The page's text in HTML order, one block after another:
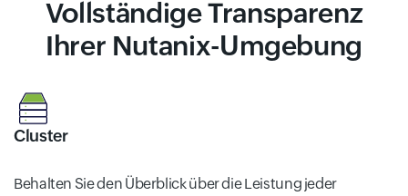
Vollständige Transparenz
Ihrer Nutanix-Umgebung
Cluster
Behalten Sie den Überblick über die Leistung jeder